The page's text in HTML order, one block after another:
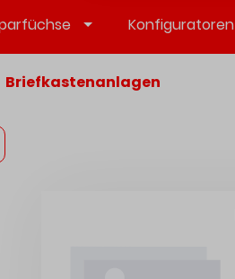
Konfiguratoren
Briefkastenanlagen